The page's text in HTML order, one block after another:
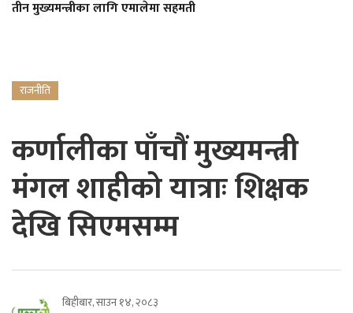
तीन मुख्यमन्त्रीका लागि एमालेमा सहमती
राजनीति
कर्णालीका पाँचौं मुख्यमन्त्री
मंगल शाहीको यात्राः शिक्षक
देखि सिएमसम्म
बिहीबार, साउन १४, २०८३